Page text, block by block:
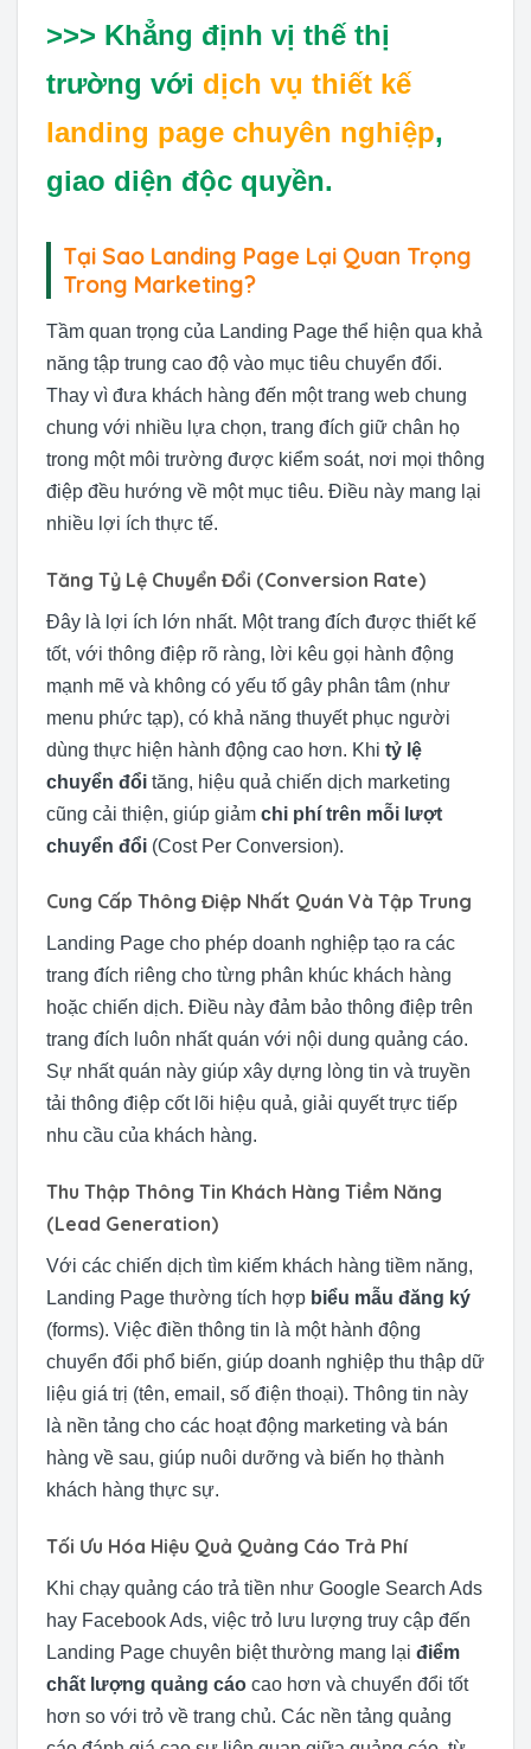
>>> Khẳng định vị thế thị
trường với dịch vụ thiết kế
landing page chuyên nghiệp,
giao diện độc quyền.
Tại Sao Landing Page Lại Quan Trọng
Trong Marketing?
Tầm quan trọng của Landing Page thể hiện qua khả
năng tập trung cao độ vào mục tiêu chuyển đổi.
Thay vì đưa khách hàng đến một trang web chung
chung với nhiều lựa chọn, trang đích giữ chân họ
trong một môi trường được kiểm soát, nơi mọi thông
điệp đều hướng về một mục tiêu. Điều này mang lại
nhiều lợi ích thực tế.
Tăng Tỷ Lệ Chuyển Đổi (Conversion Rate)
Đây là lợi ích lớn nhất. Một trang đích được thiết kế
tốt, với thông điệp rõ ràng, lời kêu gọi hành động
mạnh mẽ và không có yếu tố gây phân tâm (như
menu phức tạp), có khả năng thuyết phục người
dùng thực hiện hành động cao hơn. Khi tỷ lệ
chuyển đổi tăng, hiệu quả chiến dịch marketing
cũng cải thiện, giúp giảm chi phí trên mỗi lượt
chuyển đổi (Cost Per Conversion).
Cung Cấp Thông Điệp Nhất Quán Và Tập Trung
Landing Page cho phép doanh nghiệp tạo ra các
trang đích riêng cho từng phân khúc khách hàng
hoặc chiến dịch. Điều này đảm bảo thông điệp trên
trang đích luôn nhất quán với nội dung quảng cáo.
Sự nhất quán này giúp xây dựng lòng tin và truyền
tải thông điệp cốt lõi hiệu quả, giải quyết trực tiếp
nhu cầu của khách hàng.
Thu Thập Thông Tin Khách Hàng Tiềm Năng
(Lead Generation)
Với các chiến dịch tìm kiếm khách hàng tiềm năng,
Landing Page thường tích hợp biểu mẫu đăng ký
(forms). Việc điền thông tin là một hành động
chuyển đổi phổ biến, giúp doanh nghiệp thu thập dữ
liệu giá trị (tên, email, số điện thoại). Thông tin này
là nền tảng cho các hoạt động marketing và bán
hàng về sau, giúp nuôi dưỡng và biến họ thành
khách hàng thực sự.
Tối Ưu Hóa Hiệu Quả Quảng Cáo Trả Phí
Khi chạy quảng cáo trả tiền như Google Search Ads
hay Facebook Ads, việc trỏ lưu lượng truy cập đến
Landing Page chuyên biệt thường mang lại điểm
chất lượng quảng cáo cao hơn và chuyển đổi tốt
hơn so với trỏ về trang chủ. Các nền tảng quảng